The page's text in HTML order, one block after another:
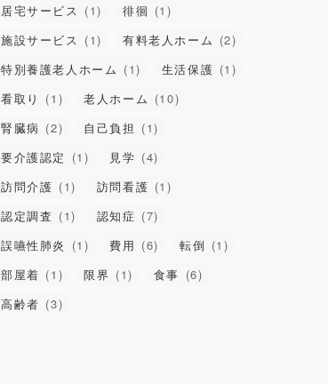
居宅サービス (1) 徘徊 (1)
施設サービス (1) 有料老人ホーム (2)
特別養護老人ホーム (1) 生活保護 (1)
看取り
(1) 老人ホーム (10)
腎臓病 (2) 自己負担 (1)
要介護認定 (1) 見学 (4)
訪問介護 (1) 訪問看護 (1)
認定調査 (1) 認知症 (7)
誤嚥性肺炎 (1) 費用 (6) 転倒 (1)
部屋着 (1) 限界 (1) 食事 (6)
高齢者 (3)